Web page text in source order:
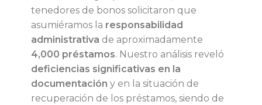
s
s
a
tenedores de bonos solicitaron que
asumiéramos la responsabilidad
administrativa de aproximadamente
4,000 préstamos. Nuestro análisis reveló
deficiencias significativas en la
documentación y en la situación de
recuperación de los préstamos, siendo de